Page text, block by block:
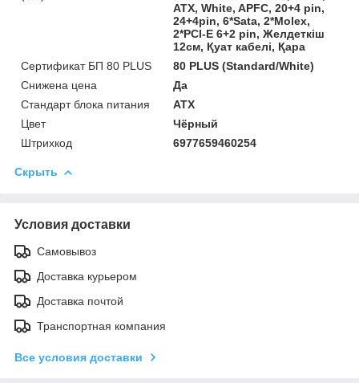
ATX, White, APFC, 20+4 pin,
24+4pin, 6*Sata, 2*Molex,
2*PCI-E 6+2 pin, Желдеткіш
12см, Қуат кабелі, Қара
Сертификат БП 80 PLUS
80 PLUS (Standard/White)
Снижена цена
Да
Стандарт блока питания
ATX
Цвет
Чёрный
Штрихкод
6977659460254
Скрыть
Условия доставки
Самовывоз
Доставка курьером
Доставка почтой
Транспортная компания
Все условия доставки